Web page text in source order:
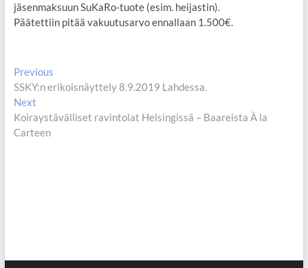
jäsenmaksuun SuKaRo-tuote (esim. heijastin).
Päätettiin pitää vakuutusarvo ennallaan 1.500€.
Artikkelien
selaus
PreviousPrevious
post:
SSKY:n erikoisnäyttely 8.9.2019 Lahdessa.
NextNext
post:
Koiraystävälliset ravintolat Helsingissä – Baareista À la
Carteen